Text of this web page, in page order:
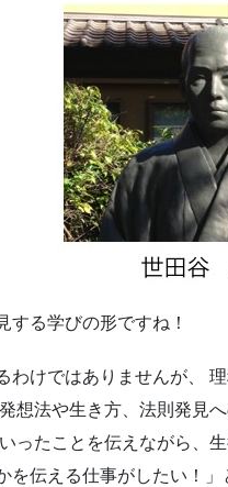
する学びの形ですね！
わけではありませんが、
想法や生き方、法則発見
ったことを伝えながら、
を伝える仕事がしたい！